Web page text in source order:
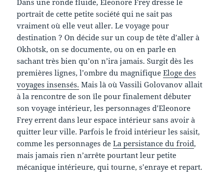
Dans une ronde fluide, Eleonore Frey dresse le
portrait de cette petite société qui ne sait pas
vraiment où elle veut aller. Le voyage pour
destination ? On décide sur un coup de tête d’aller à
Okhotsk, on se documente, ou on en parle en
sachant très bien qu’on n’ira jamais. Surgit dès les
premières lignes, l’ombre du magnifiqueEloge des
voyages insensés. Mais là où Vassili Golovanov allait
à la rencontre de son île pour finalement débuter
son voyage intérieur, les personnages d’Eleonore
Frey errent dans leur espace intérieur sans avoir à
quitter leur ville. Parfois le froid intérieur les saisit,
comme les personnages deLa persistance du froid,
mais jamais rien n’arrête pourtant leur petite
mécanique intérieure, qui tourne, s’enraye et repart.